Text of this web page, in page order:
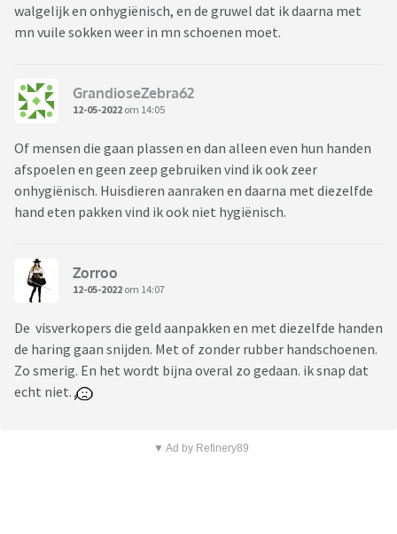
walgelijk en onhygiënisch, en de gruwel dat ik daarna met
mn vuile sokken weer in mn schoenen moet.
GrandioseZebra62
12-05-2022 om 14:05
Of mensen die gaan plassen en dan alleen even hun handen
afspoelen en geen zeep gebruiken vind ik ook zeer
onhygiënisch. Huisdieren aanraken en daarna met diezelfde
hand eten pakken vind ik ook niet hygiënisch.
Zorroo
12-05-2022 om 14:07
De visverkopers die geld aanpakken en met diezelfde handen
de haring gaan snijden. Met of zonder rubber handschoenen.
Zo smerig. En het wordt bijna overal zo gedaan. ik snap dat
echt niet.
▼ Ad by Refinery89